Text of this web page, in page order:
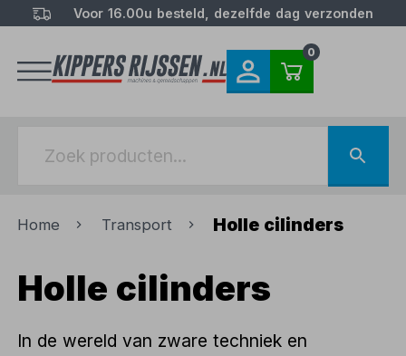
Voor 16.00u besteld, dezelfde dag verzonden
0
Home Transport Holle cilinders
Holle cilinders
In de wereld van zware techniek en